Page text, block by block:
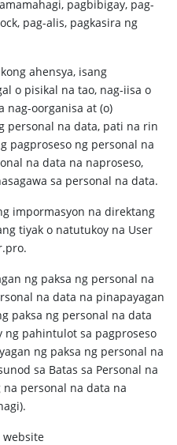
pagbibigay, pag-
pag-alis, pagkasira ng
ahensya, isang
o pisikal na tao, nag-iisa o
nag-oorganisa at (o)
personal na data, pati na rin
pagproseso ng personal na
na data na naproseso,
sa personal na data.
impormasyon na direktang
tiyak o natutukoy na User
ng paksa ng personal na
na data na pinapayagan
paksa ng personal na data
ng pahintulot sa pagproseso
ng paksa ng personal na
sa Batas sa Personal na
na personal na data na
website